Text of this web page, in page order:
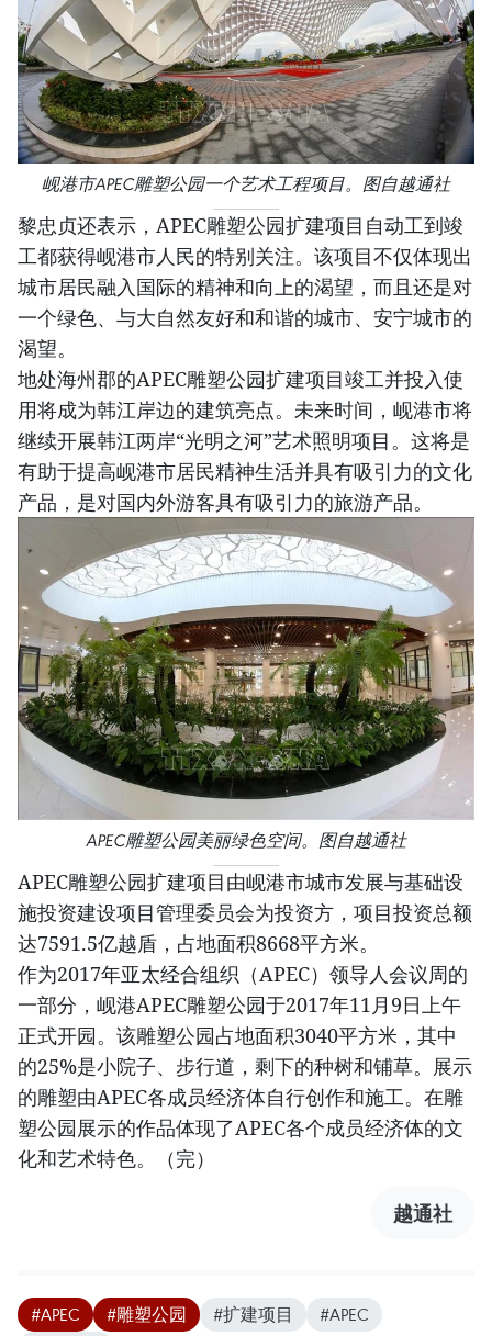
岘港市APEC雕塑公园一个艺术工程项目。图自越通社
黎忠贞还表示，APEC雕塑公园扩建项目自动工到竣
工都获得岘港市人民的特别关注。该项目不仅体现出
城市居民融入国际的精神和向上的渴望，而且还是对
一个绿色、与大自然友好和和谐的城市、安宁城市的
渴望。
地处海州郡的APEC雕塑公园扩建项目竣工并投入使
用将成为韩江岸边的建筑亮点。未来时间，岘港市将
继续开展韩江两岸“光明之河”艺术照明项目。这将是
有助于提高岘港市居民精神生活并具有吸引力的文化
产品，是对国内外游客具有吸引力的旅游产品。
APEC雕塑公园美丽绿色空间。图自越通社
APEC雕塑公园扩建项目由岘港市城市发展与基础设
施投资建设项目管理委员会为投资方，项目投资总额
达7591.5亿越盾，占地面积8668平方米。
作为2017年亚太经合组织（APEC）领导人会议周的
一部分，岘港APEC雕塑公园于2017年11月9日上午
正式开园。该雕塑公园占地面积3040平方米，其中
的25%是小院子、步行道，剩下的种树和铺草。展示
的雕塑由APEC各成员经济体自行创作和施工。在雕
塑公园展示的作品体现了APEC各个成员经济体的文
化和艺术特色。（完）
越通社
#APEC #雕塑公园 #扩建项目
#APEC